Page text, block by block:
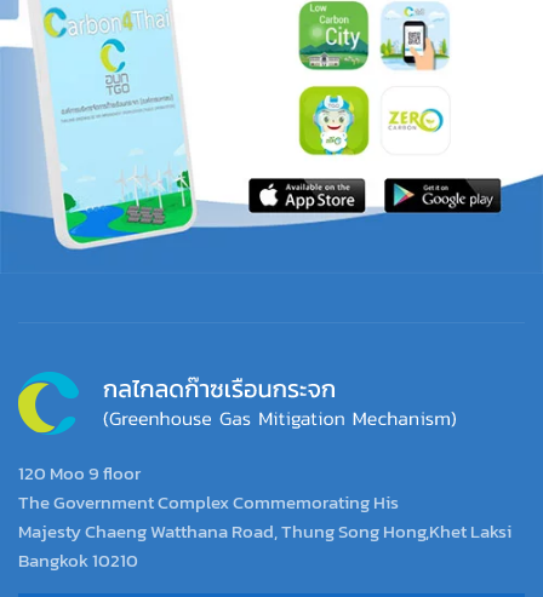
120 Moo 9 floor
The Government Complex Commemorating His
Majesty Chaeng Watthana Road, Thung Song Hong,Khet Laksi
Bangkok 10210